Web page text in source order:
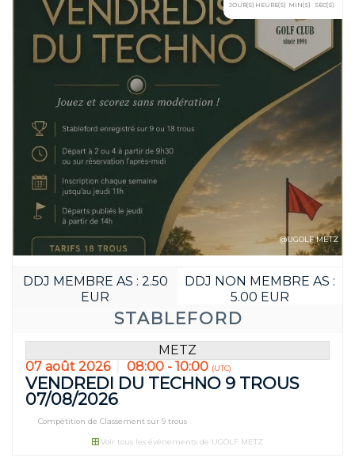
Réservez
00 04
JOUR(S)
STABLEFORD
DDJ MEMBRE AS : 2.50
EUR
DDJ NON MEMBRE AS :
5.00 EUR
@UGOLF METZ
METZ
07 août 2026
08:00 - 10:00 (UTC)
VENDREDI DU TECHNO 9 TROUS
07/08/2026
Compétition de Classement sur 9 trous
Voir tous les événements de UGOLF METZ